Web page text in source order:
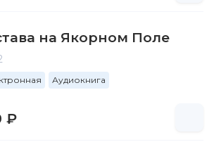
на Якорном Поле
Аудиокнига
₽